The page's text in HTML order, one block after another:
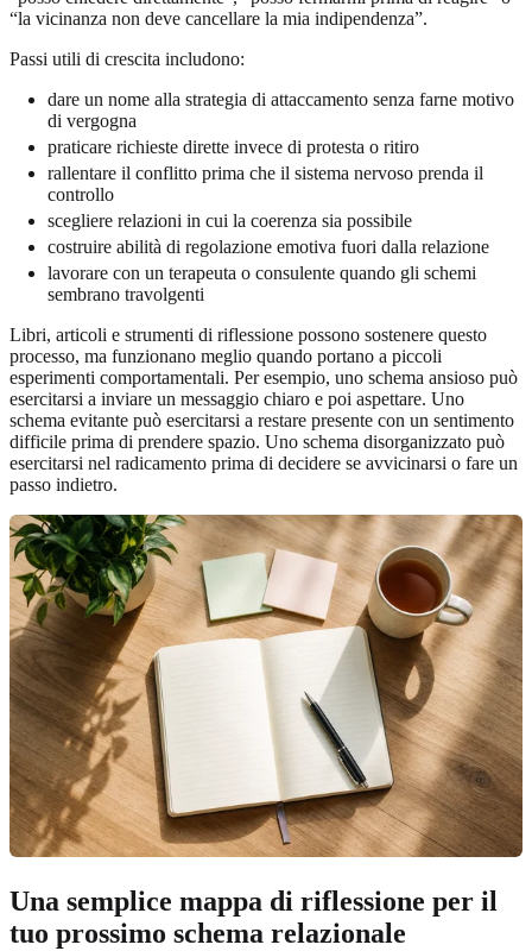
“la vicinanza non deve cancellare la mia indipendenza”.
Passi utili di crescita includono:
dare un nome alla strategia di attaccamento senza farne motivo
di vergogna
praticare richieste dirette invece di protesta o ritiro
rallentare il conflitto prima che il sistema nervoso prenda il
controllo
scegliere relazioni in cui la coerenza sia possibile
costruire abilità di regolazione emotiva fuori dalla relazione
lavorare con un terapeuta o consulente quando gli schemi
sembrano travolgenti
Libri, articoli e strumenti di riflessione possono sostenere questo
processo, ma funzionano meglio quando portano a piccoli
esperimenti comportamentali. Per esempio, uno schema ansioso può
esercitarsi a inviare un messaggio chiaro e poi aspettare. Uno
schema evitante può esercitarsi a restare presente con un sentimento
difficile prima di prendere spazio. Uno schema disorganizzato può
esercitarsi nel radicamento prima di decidere se avvicinarsi o fare un
passo indietro.
Una semplice mappa di riflessione per il
tuo prossimo schema relazionale